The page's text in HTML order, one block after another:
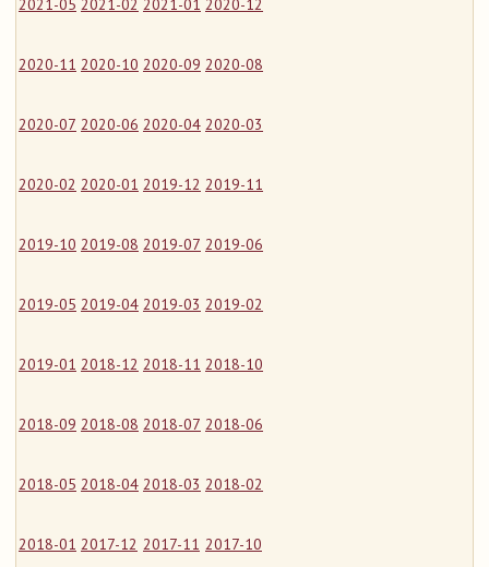
2021-05 2021-02 2021-01 2020-12
2020-11 2020-10 2020-09 2020-08
2020-07 2020-06 2020-04 2020-03
2020-02 2020-01 2019-12 2019-11
2019-10 2019-08 2019-07 2019-06
2019-05 2019-04 2019-03 2019-02
2019-01 2018-12 2018-11 2018-10
2018-09 2018-08 2018-07 2018-06
2018-05 2018-04 2018-03 2018-02
2018-01 2017-12 2017-11 2017-10